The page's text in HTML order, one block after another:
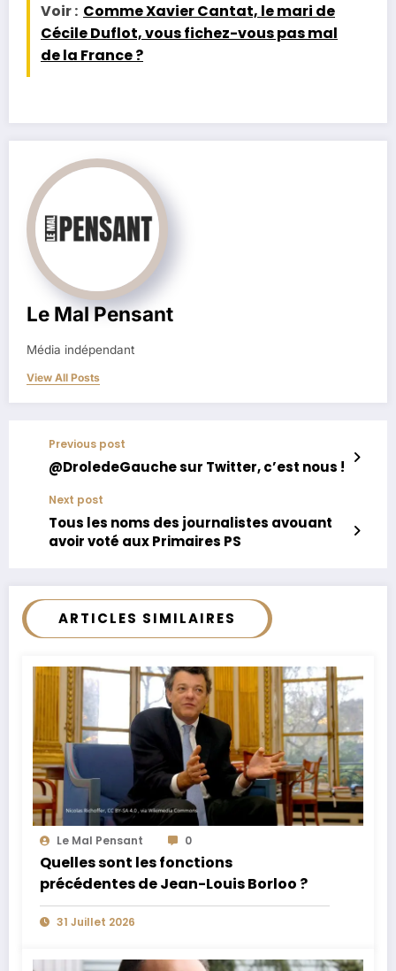
Voir : Comme Xavier Cantat, le mari de
Cécile Duflot, vous fichez-vous pas mal
de la France ?
Le Mal Pensant
Média indépendant
View All Posts
Previous post
@DroledeGauche sur Twitter, c’est nous !
Next post
Tous les noms des journalistes avouant
avoir voté aux Primaires PS
ARTICLES SIMILAIRES
Le Mal Pensant 0
Quelles sont les fonctions
précédentes de Jean-Louis Borloo ?
31 Juillet 2026